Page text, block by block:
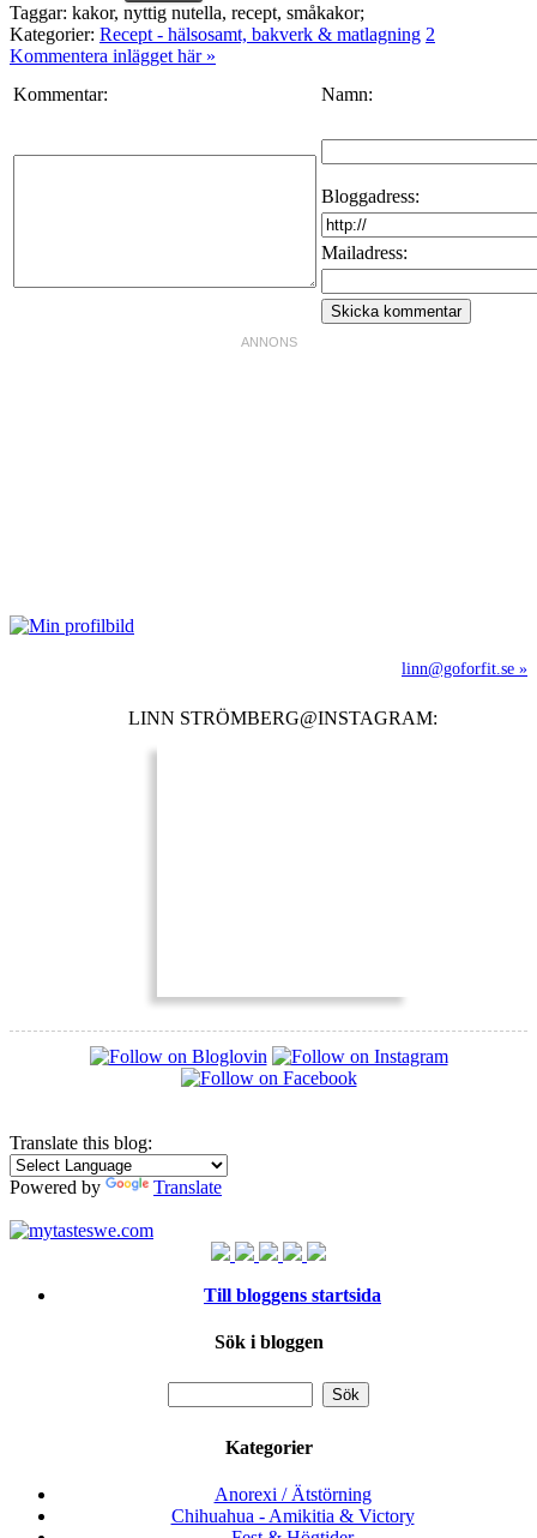
Taggar: kakor, nyttig nutella, recept, småkakor;
Kategorier: Recept - hälsosamt, bakverk & matlagning 2
Kommentera inlägget här »
Kommentar:
Namn:
Bloggadress:
Mailadress:
linn@goforfit.se »
LINN STRÖMBERG@INSTAGRAM:
Translate this blog:
Powered by Translate
Till bloggens startsida
Sök i bloggen
Kategorier
Anorexi / Ätstörning
Chihuahua - Amikitia & Victory